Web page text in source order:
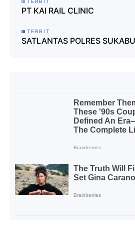
PT KAI RAIL CLINIC
TERBIT
SATLANTAS POLRES